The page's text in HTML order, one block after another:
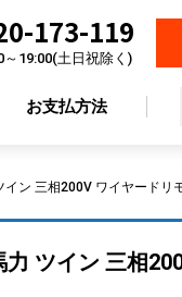
173-119
～19:00(土日祝除く)
お支払方法
ン 三相200V ワイヤードリ
ツイン 三相